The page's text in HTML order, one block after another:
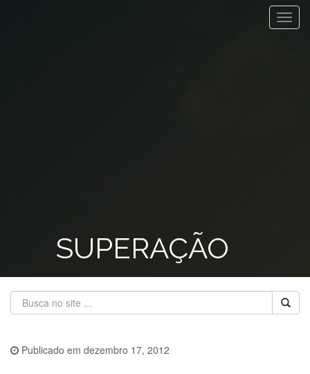
SUPERAÇÃO
Publicado em dezembro 17, 2012